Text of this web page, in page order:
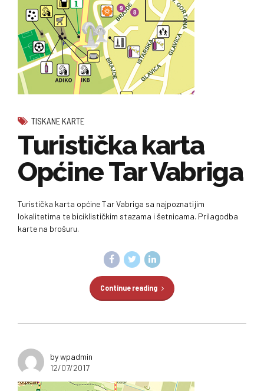
TISKANE KARTE
Turistička karta
Općine Tar Vabriga
Turistička karta općine Tar Vabriga sa najpoznatijim
lokalitetima te biciklističkim stazama i šetnicama. Prilagodba
karte na brošuru.
Continue reading
by wpadmin
12/07/2017